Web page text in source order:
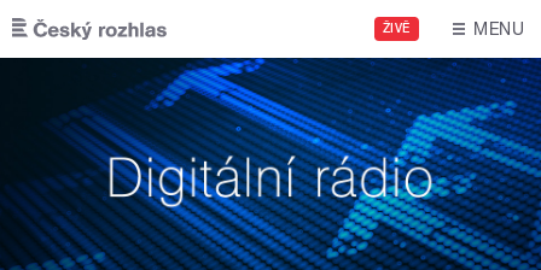
Přejít k hlavnímu obsahu
ŽIVĚ MENU